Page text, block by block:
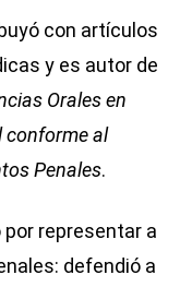
con artículos
y es autor de
Orales en
conforme al
Penales.
representar a
defendió a